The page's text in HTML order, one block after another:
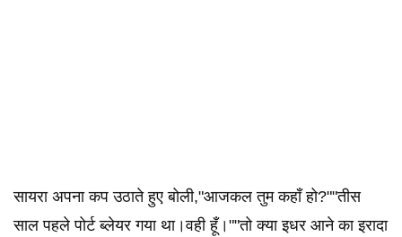
सायरा अपना कप उठाते हुए बोली,"आजकल तुम कहाँ हो?""तीस
साल पहले पोर्ट ब्लेयर गया था।वही हूँ।""तो क्या इधर आने का इरादा